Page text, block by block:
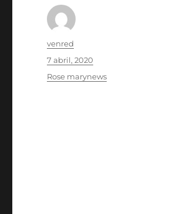
Autor
venred
Publicado
el
7 abril, 2020
Categorías
Rose marynews